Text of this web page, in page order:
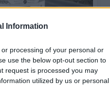
Information
processing of your personal or
use the below opt-out section to
request is processed you may
utilized by us or personal
υπεραστικά ΚΤΕΛ για
και αντικατάσταση